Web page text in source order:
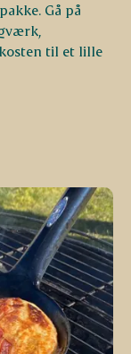
Gå på
til et lille